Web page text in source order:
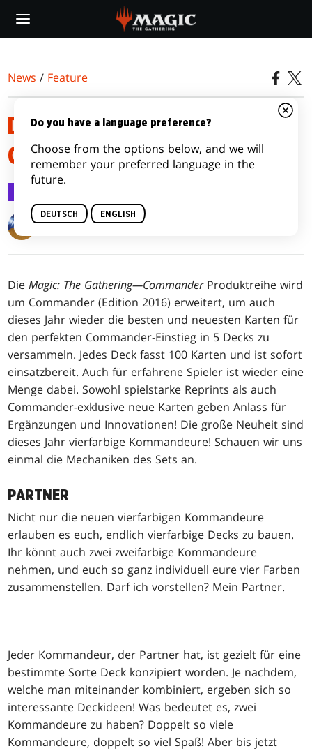
main
News / Feature
DIE MECHANIKEN IN
COMMANDER (EDITION 2016)
Matt Tabak
DieMagic: The Gathering—Commander Produktreihe wird
um Commander (Edition 2016) erweitert, um auch
dieses Jahr wieder die besten und neuesten Karten für
den perfekten Commander-Einstieg in 5 Decks zu
versammeln. Jedes Deck fasst 100 Karten und ist sofort
einsatzbereit. Auch für erfahrene Spieler ist wieder eine
Menge dabei. Sowohl spielstarke Reprints als auch
Commander-exklusive neue Karten geben Anlass für
Ergänzungen und Innovationen! Die große Neuheit sind
dieses Jahr vierfarbige Kommandeure! Schauen wir uns
einmal die Mechaniken des Sets an.
PARTNER
Nicht nur die neuen vierfarbigen Kommandeure
erlauben es euch, endlich vierfarbige Decks zu bauen.
Ihr könnt auch zwei zweifarbige Kommandeure
nehmen, und euch so ganz individuell eure vier Farben
zusammenstellen. Darf ich vorstellen? Mein Partner.
Jeder Kommandeur, der Partner hat, ist gezielt für eine
bestimmte Sorte Deck konzipiert worden. Je nachdem,
welche man miteinander kombiniert, ergeben sich so
interessante Deckideen! Was bedeutet es, zwei
Kommandeure zu haben? Doppelt so viele
Kommandeure, doppelt so viel Spaß! Aber bis jetzt
Do you have a language preference?
Choose from the options below, and we will
remember your preferred language in the
future.
DEUTSCH ENGLISH